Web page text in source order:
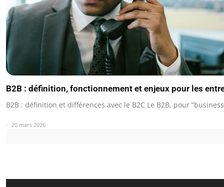
B2B : définition, fonctionnement et enjeux pour les
B2B : définition et différences avec le B2C Le B2B, pour
20 mars 2026